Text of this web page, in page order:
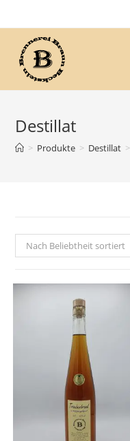
Destillat
> Produkte > Destillat >
Nach Beliebtheit sortiert